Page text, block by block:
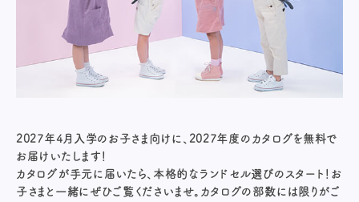
2027年4月入学のお子さま向けに、2027年度のカタログを無料で
お届けいたします！
カタログが手元に届いたら、本格的なランドセル選びのスタート！お
子さまと一緒にぜひご覧くださいませ。カタログの部数には限りがご